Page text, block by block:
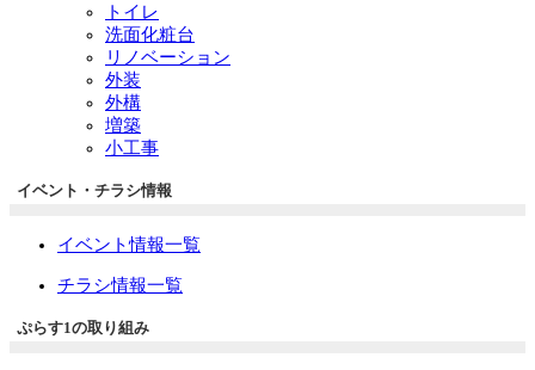
トイレ
洗面化粧台
リノベーション
外装
外構
増築
小工事
イベント・チラシ情報
イベント情報一覧
チラシ情報一覧
ぷらす1の取り組み